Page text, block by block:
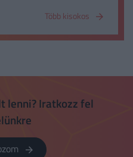
is. Az
Több kisokos
lenni? Iratkozz fel